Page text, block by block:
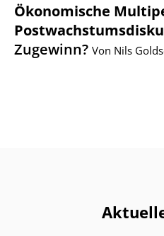
Ökonomische
Zugewinn? Von Nils